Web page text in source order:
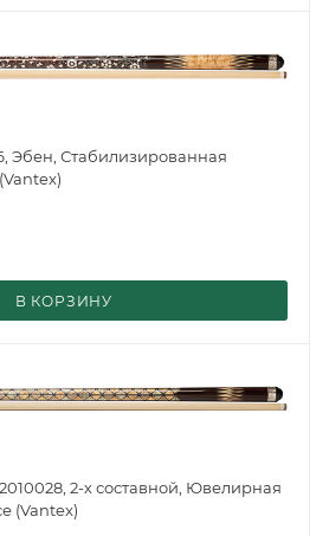
Эбен, Стабилизированная
В КОРЗИНУ
2-х составной, Ювелирная
(Vantex)